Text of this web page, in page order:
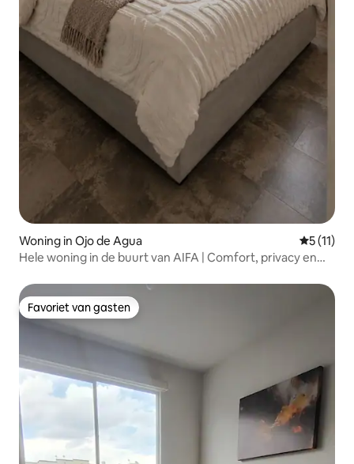
Woning in Ojo de Agua
5 (11)
Hele woning in de buurt van AIFA | Comfort, privacy en
Favoriet van gasten
Favoriet van gasten